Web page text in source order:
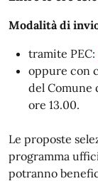
Modalità di
tramite PEC:
oppure con
del Comune
ore 13.00.
Le proposte
programma
potranno